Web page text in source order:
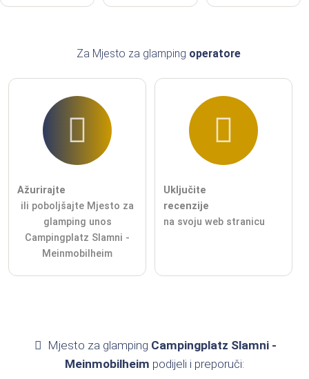
Za Mjesto za glamping operatore
Ažurirajte
ili poboljšajte Mjesto za
glamping unos
Campingplatz Slamni -
Meinmobilheim
Uključite
recenzije
na svoju web stranicu
Mjesto za glamping Campingplatz Slamni -
Meinmobilheim podijeli i preporuči: